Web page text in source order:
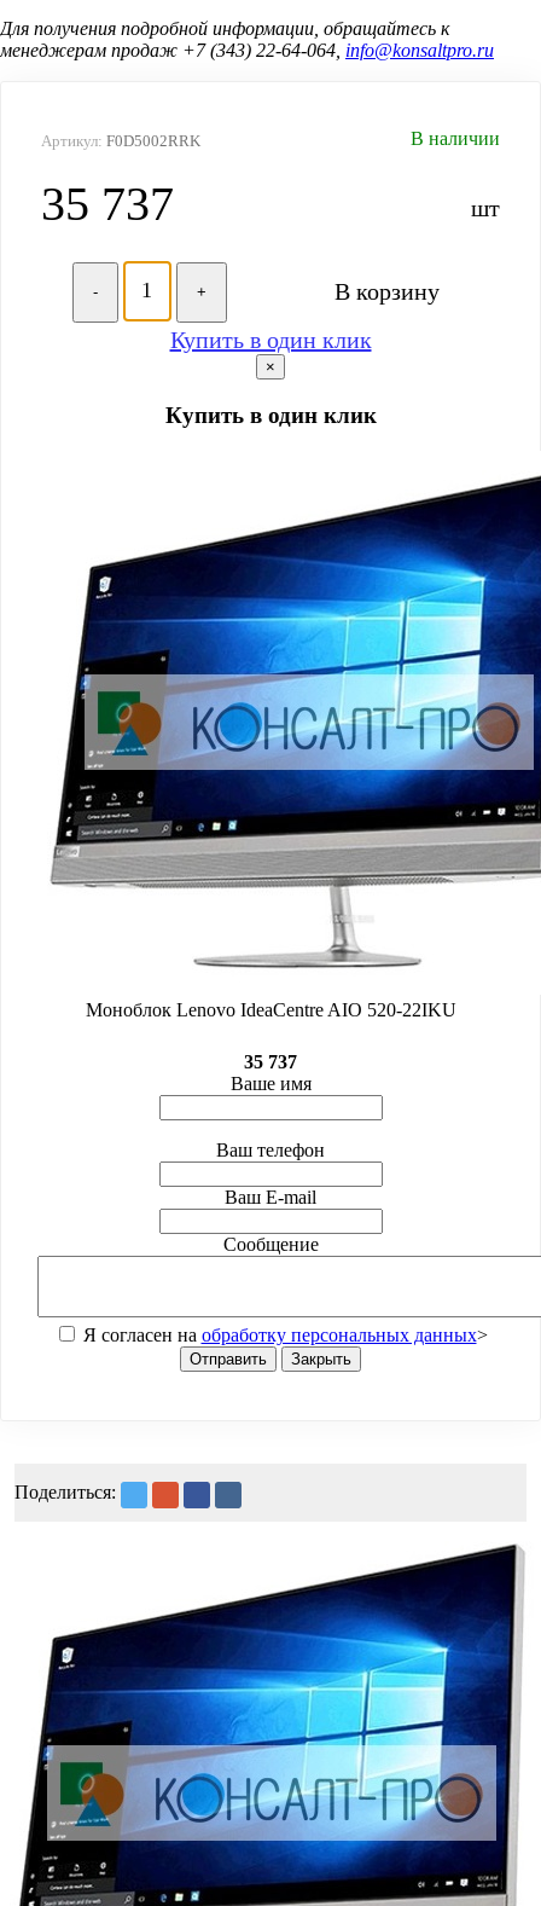
Для получения подробной информации, обращайтесь к
менеджерам продаж +7 (343) 22-64-064, info@konsaltpro.ru
Артикул: F0D5002RRK В наличии
35 737 шт
- +
В корзину
Купить в один клик
×
Купить в один клик
Моноблок Lenovo IdeaCentre AIO 520-22IKU
35 737
Ваше имя
Ваш телефон
Ваш E-mail
Сообщение
Я согласен на обработку персональных данных>
Отправить Закрыть
Поделиться: